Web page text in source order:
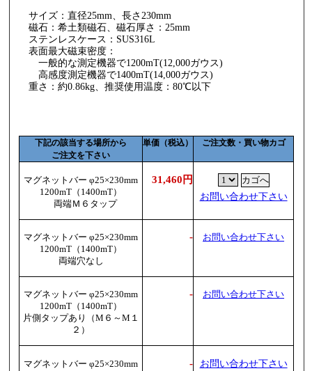
サイズ：直径25mm、長さ230mm
磁石：希土類磁石、磁石厚さ：25mm
ステンレスケース：SUS316L
表面最大磁束密度：
一般的な測定機器で1200mT(12,000ガウス)
高感度測定機器で1400mT(14,000ガウス)
重さ：約0.86kg、推奨使用温度：80℃以下
下記の該当する場所から
ご注文を下さい
単価（税込） ご注文数・買い物カゴ
マグネットバー φ25×230mm
1200mT（1400mT）
両端Ｍ６タップ
31,460円
お問い合わせ下さい
マグネットバー φ25×230mm
1200mT（1400mT）
両端穴なし
- お問い合わせ下さい
マグネットバー φ25×230mm
1200mT（1400mT）
片側タップあり（M６～M１
２）
- お問い合わせ下さい
マグネットバー φ25×230mm - お問い合わせ下さい